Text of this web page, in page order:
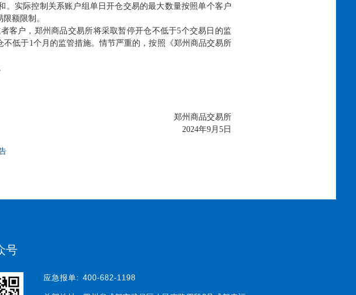
。实际控制关系账户组单日开仓交易的最大数量按照单个客户
额限制。
客户，郑州商品交易所将采取暂停开仓不低于5个交易日的监
低于1个月的监管措施。情节严重的，按照《郑州商品交易所
郑州商品交易所
2024年9月5日
号
应急报单: 400-682-1198